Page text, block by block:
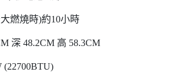
燃燒時)約10小時
深 48.2CM 高 58.3CM
(22700BTU)